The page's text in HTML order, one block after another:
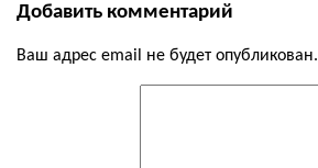
Добавить комментарий
Ваш адрес email не будет опубликован.